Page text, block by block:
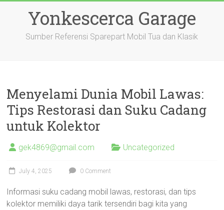
Yonkescerca Garage
Sumber Referensi Sparepart Mobil Tua dan Klasik
Menyelami Dunia Mobil Lawas:
Tips Restorasi dan Suku Cadang
untuk Kolektor
gek4869@gmail.com Uncategorized
July 4, 2025 0 Comment
Informasi suku cadang mobil lawas, restorasi, dan tips
kolektor memiliki daya tarik tersendiri bagi kita yang